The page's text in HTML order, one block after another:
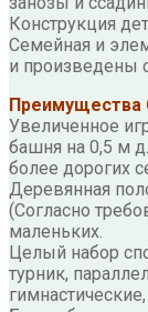
Конструкция
Семейная и
и произведены
Преимущества
Увеличенное
башня на 0,5 м
более дорогих
Деревянная
(Согласно
маленьких.
Целый набор
турник,